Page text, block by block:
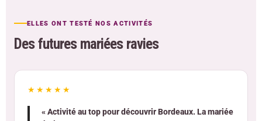
ELLES ONT TESTÉ NOS ACTIVITÉS
Des futures mariées ravies
★★★★★
« Activité au top pour découvrir Bordeaux. La mariée